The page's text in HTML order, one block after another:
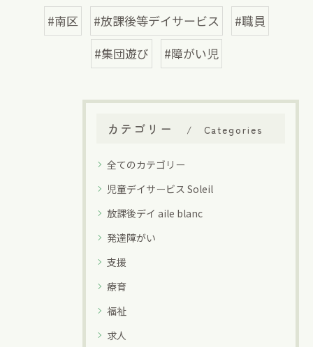
#南区 #放課後等デイサービス
#職員
#集団遊び
#障がい児
カテゴリー Categories
全てのカテゴリー
児童デイサービス Soleil
放課後デイ aile blanc
発達障がい
支援
療育
福祉
求人